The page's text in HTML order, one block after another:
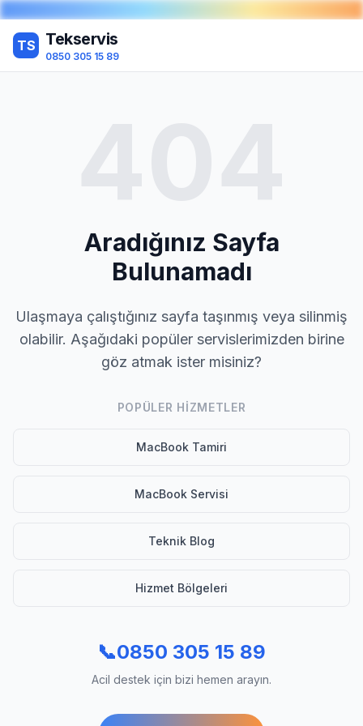
TS Tekservis
0850 305 15 89
Aradığınız Sayfa
Bulunamadı
Ulaşmaya çalıştığınız sayfa taşınmış veya silinmiş
olabilir. Aşağıdaki popüler servislerimizden birine
göz atmak ister misiniz?
POPÜLER HIZMETLER
MacBook Tamiri
MacBook Servisi
Teknik Blog
Hizmet Bölgeleri
📞0850 305 15 89
Acil destek için bizi hemen arayın.